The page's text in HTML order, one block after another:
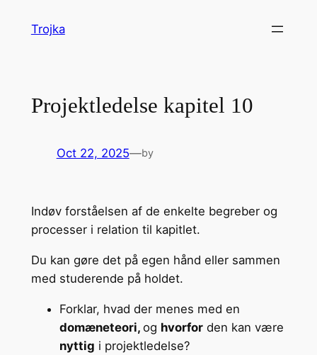
Trojka
Projektledelse kapitel 10
Oct 22, 2025—by
Indøv forståelsen af de enkelte begreber og
processer i relation til kapitlet.
Du kan gøre det på egen hånd eller sammen
med studerende på holdet.
Forklar, hvad der menes med en
domæneteori, og hvorforden kan være
nyttig i projektledelse?